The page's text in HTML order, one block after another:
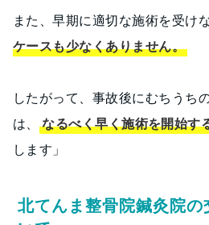
また、早期に適切な施術を受け
ケースも少なくありません。
したがって、事故後にむちうち
は、
なるべく早く施術を開始す
します」
北てんま整骨院鍼灸院